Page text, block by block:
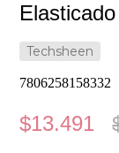
Techsheen
7806258158332
$13.491